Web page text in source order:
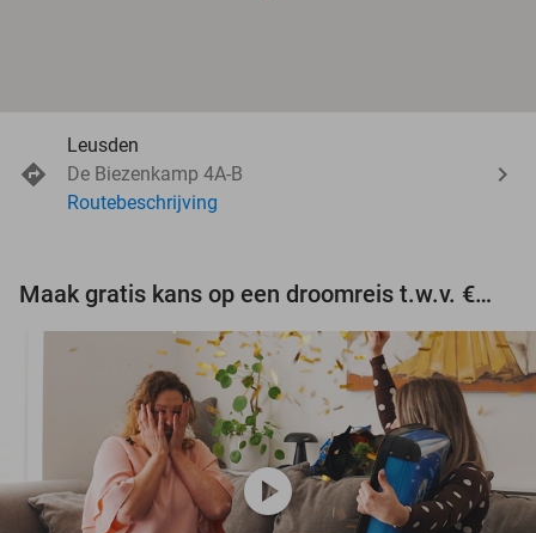
Leusden
De Biezenkamp 4A-B
Routebeschrijving
Maak gratis kans op een droomreis t.w.v. €3.000!
play_circle